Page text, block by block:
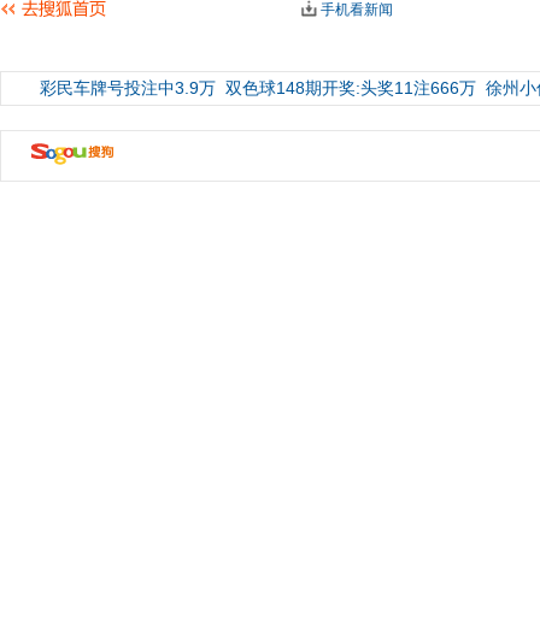
手机看新闻
彩民车牌号投注中3.9万 双色球148期开奖:头奖11注666万 徐州